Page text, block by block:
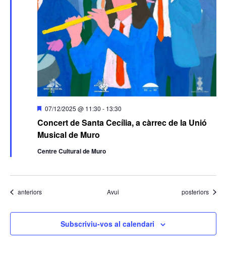
Concert de Santa Cecília, a càrrec de la Unió
Musical de Muro
Destacats
07/12/2025 @ 11:30 - 13:30
Centre Cultural de Muro
Esdeveniments
anteriors Avui Esdeveniments
posteriors
Subscriviu-vos al calendari